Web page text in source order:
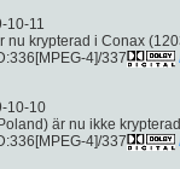
10-11
nu krypterad i Conax
4]/337
10-10
är nu ikke
4]/337